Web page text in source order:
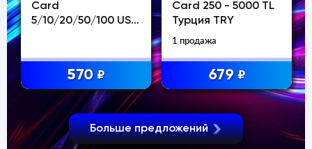
Card
5/10/20/50/100 USD
570 ₽
Card 250 - 5000 TL
Турция TRY
1 продажа
679 ₽
Больше предложений